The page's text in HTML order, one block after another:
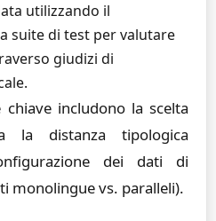
utilizzando il
suite di test per valutare
giudizi di
includono la scelta
la distanza tipologica
dei dati di
monolingue vs. paralleli).